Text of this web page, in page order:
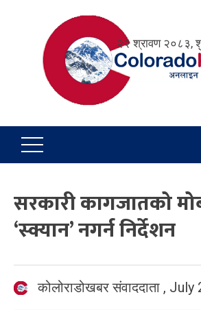
२२ श्रावण २०८३,
सरकारी कागजातको
‘स्क्यान’ नगर्न निर्देशन
कोलोराडोखबर संवाददाता , July